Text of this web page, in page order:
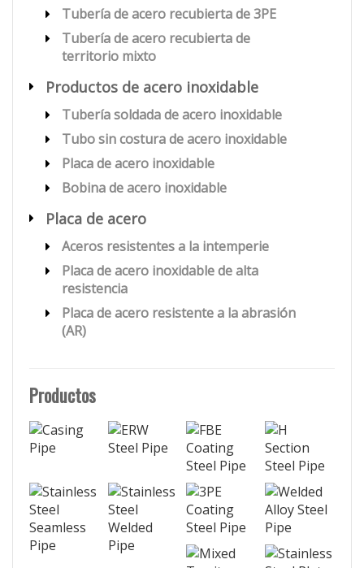
Tubería de acero recubierta de 3PE
Tubería de acero recubierta de
territorio mixto
Productos de acero inoxidable
Tubería soldada de acero inoxidable
Tubo sin costura de acero inoxidable
Placa de acero inoxidable
Bobina de acero inoxidable
Placa de acero
Aceros resistentes a la intemperie
Placa de acero inoxidable de alta
resistencia
Placa de acero resistente a la abrasión
(AR)
Productos